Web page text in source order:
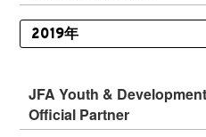
JFA Youth & Development
Official Partner